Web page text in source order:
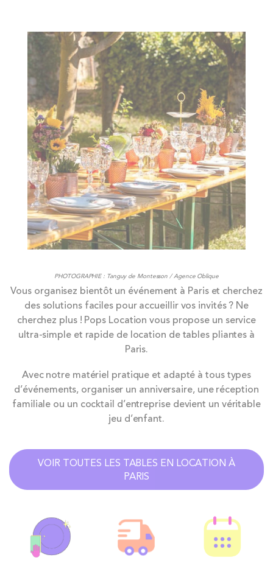
PHOTOGRAPHIE : Tanguy de Montesson / Agence Oblique
Vous organisez bientôt un événement à Paris et cherchez
des solutions faciles pour accueillir vos invités ? Ne
cherchez plus ! Pops Location vous propose un service
ultra-simple et rapide de location de tables pliantes à
Paris.
Avec notre matériel pratique et adapté à tous types
d’événements, organiser un anniversaire, une réception
familiale ou un cocktail d’entreprise devient un véritable
jeu d’enfant.
VOIR TOUTES LES TABLES EN LOCATION À
PARIS